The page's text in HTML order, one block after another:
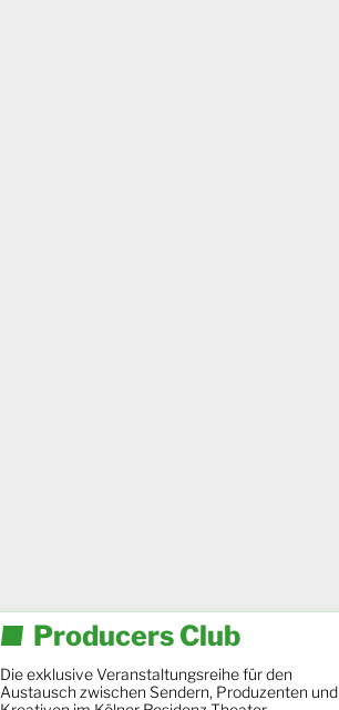
Producers Club
Die exklusive Veranstaltungsreihe für den
Austausch zwischen Sendern, Produzenten und